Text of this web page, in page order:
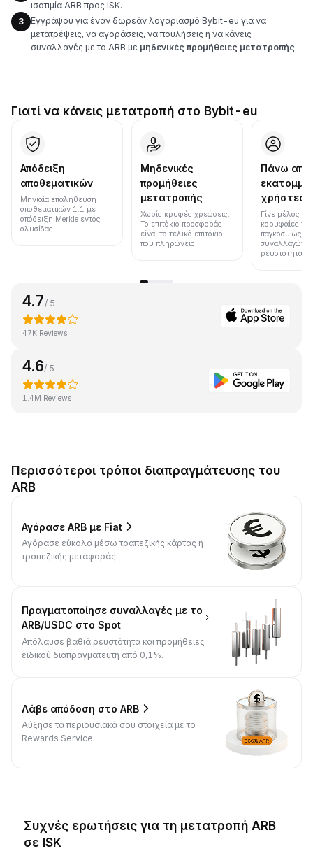
ισοτιμία ARB προς ISK.
3
Εγγράψου για έναν δωρεάν λογαριασμό Bybit-eu για να
μετατρέψεις, να αγοράσεις, να πουλήσεις ή να κάνεις
συναλλαγές με το ARB με μηδενικές προμήθειες μετατροπής.
Γιατί να κάνεις μετατροπή στο Bybit-eu
Απόδειξη
αποθεματικών
Μηνιαία επαλήθευση
αποθεματικών 1:1 με
απόδειξη Merkle εντός
αλυσίδας.
Μηδενικές
προμήθειες
μετατροπής
Χωρίς κρυφές χρεώσεις.
Το επιτόκιο προσφοράς
είναι το τελικό επιτόκιο
που πληρώνεις.
Πάνω από
χρήστες
Γίνε μέλος
κορυφαίες
παγκοσμίως
συναλλαγών
ρευστότητα.
4.7/ 5
47K Reviews
4.6/ 5
1.4M Reviews
Περισσότεροι τρόποι διαπραγμάτευσης του
ARB
Αγόρασε ARB με Fiat
Αγόρασε εύκολα μέσω τραπεζικής κάρτας ή
τραπεζικής μεταφοράς.
Πραγματοποίησε συναλλαγές με το
ARB/USDC στο Spot
Απόλαυσε βαθιά ρευστότητα και προμήθειες
ειδικού διαπραγματευτή από 0,1%.
Λάβε απόδοση στο ARB
Αύξησε τα περιουσιακά σου στοιχεία με το
Rewards Service.
Συχνές ερωτήσεις για τη μετατροπή ARB
σε ISK